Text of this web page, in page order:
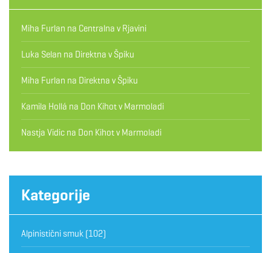
Miha Furlan na Centralna v Rjavini
Luka Selan na Direktna v Špiku
Miha Furlan na Direktna v Špiku
Kamila Hollá na Don Kihot v Marmoladi
Nastja Vidic na Don Kihot v Marmoladi
Kategorije
Alpinistični smuk (102)